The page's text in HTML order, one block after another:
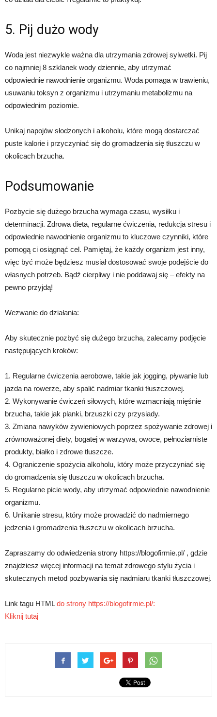
5. Pij dużo wody
Woda jest niezwykle ważna dla utrzymania zdrowej sylwetki. Pij
co najmniej 8 szklanek wody dziennie, aby utrzymać
odpowiednie nawodnienie organizmu. Woda pomaga w trawieniu,
usuwaniu toksyn z organizmu i utrzymaniu metabolizmu na
odpowiednim poziomie.
Unikaj napojów słodzonych i alkoholu, które mogą dostarczać
puste kalorie i przyczyniać się do gromadzenia się tłuszczu w
okolicach brzucha.
Podsumowanie
Pozbycie się dużego brzucha wymaga czasu, wysiłku i
determinacji. Zdrowa dieta, regularne ćwiczenia, redukcja stresu i
odpowiednie nawodnienie organizmu to kluczowe czynniki, które
pomogą ci osiągnąć cel. Pamiętaj, że każdy organizm jest inny,
więc być może będziesz musiał dostosować swoje podejście do
własnych potrzeb. Bądź cierpliwy i nie poddawaj się – efekty na
pewno przyjdą!
Wezwanie do działania:
Aby skutecznie pozbyć się dużego brzucha, zalecamy podjęcie
następujących kroków:
1. Regularne ćwiczenia aerobowe, takie jak jogging, pływanie lub
jazda na rowerze, aby spalić nadmiar tkanki tłuszczowej.
2. Wykonywanie ćwiczeń siłowych, które wzmacniają mięśnie
brzucha, takie jak planki, brzuszki czy przysiady.
3. Zmiana nawyków żywieniowych poprzez spożywanie zdrowej i
zrównoważonej diety, bogatej w warzywa, owoce, pełnoziarniste
produkty, białko i zdrowe tłuszcze.
4. Ograniczenie spożycia alkoholu, który może przyczyniać się
do gromadzenia się tłuszczu w okolicach brzucha.
5. Regularne picie wody, aby utrzymać odpowiednie nawodnienie
organizmu.
6. Unikanie stresu, który może prowadzić do nadmiernego
jedzenia i gromadzenia tłuszczu w okolicach brzucha.
Zapraszamy do odwiedzenia strony https://blogofirmie.pl/ , gdzie
znajdziesz więcej informacji na temat zdrowego stylu życia i
skutecznych metod pozbywania się nadmiaru tkanki tłuszczowej.
Link tagu HTMLdo strony https://blogofirmie.pl/:
Kliknij tutaj